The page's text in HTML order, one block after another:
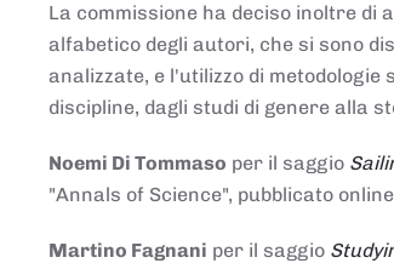
La commissione ha deciso inoltre di
alfabetico degli autori, che si sono
analizzate, e l'utilizzo di
discipline, dagli studi di genere alla
Noemi Di Tommaso per il saggio
"Annals of Science", pubblicato
Martino Fagnani per il saggio